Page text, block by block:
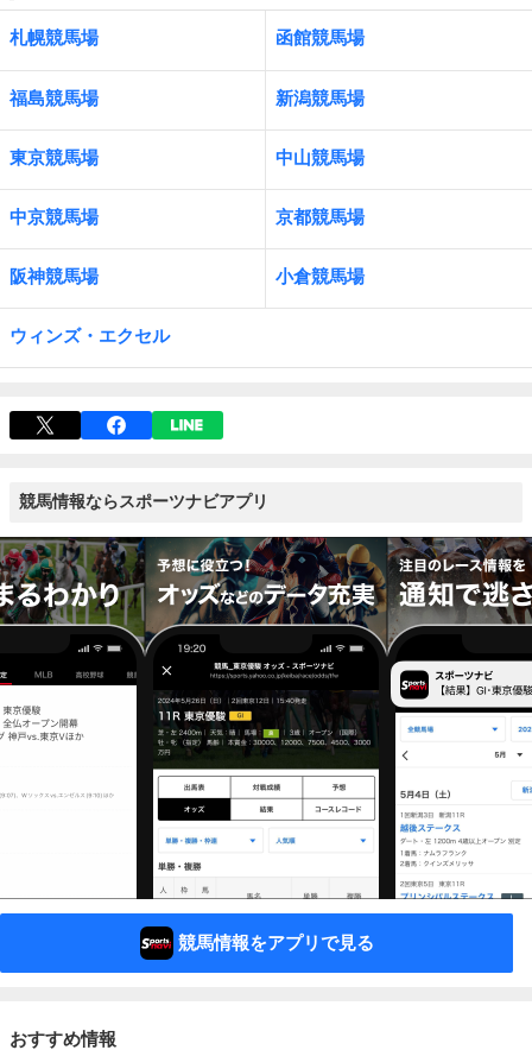
札幌競馬場 函館競馬場
福島競馬場 新潟競馬場
東京競馬場 中山競馬場
中京競馬場 京都競馬場
阪神競馬場 小倉競馬場
ウィンズ・エクセル
競馬情報ならスポーツナビアプリ
競馬情報をアプリで見る
おすすめ情報